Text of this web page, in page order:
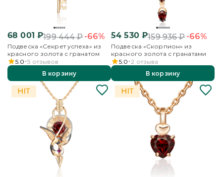
68 001 ₽199 444₽-66%
Подвеска «Секрет успеха» из
красного золота с гранатом
5.0 5 отзывов
В корзину
54 530₽159 936₽-66%
Подвеска «Скорпион» из
красного золота с гранатами
5.0 2 отзыва
В корзину